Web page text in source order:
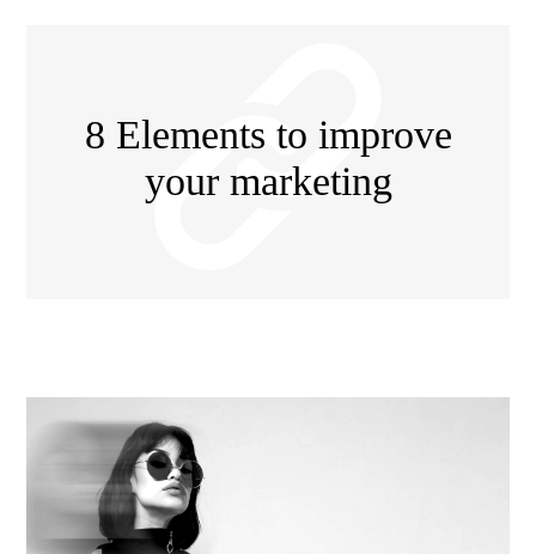
8 Elements to improve
your marketing